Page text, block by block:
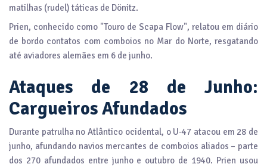
matilhas (rudel) táticas de Dönitz.
Prien, conhecido como "Touro de Scapa Flow", relatou em diário
de bordo contatos com comboios no Mar do Norte, resgatando
até aviadores alemães em 6 de junho.
Ataques de 28 de Junho:
Cargueiros Afundados
Durante patrulha no Atlântico ocidental, o U-47 atacou em 28 de
junho, afundando navios mercantes de comboios aliados – parte
dos 270 afundados entre junho e outubro de 1940. Prien usou